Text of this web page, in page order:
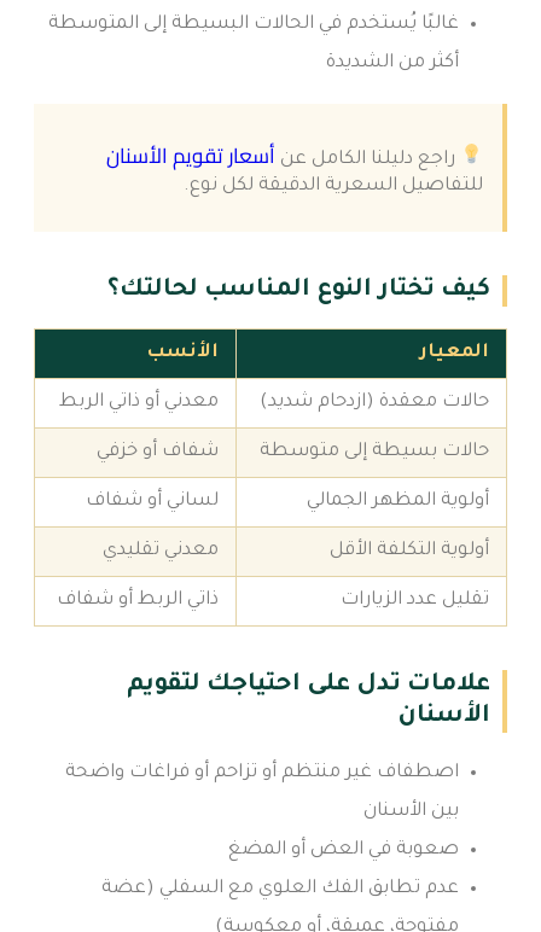
غالبًا يُستخدم في الحالات البسيطة إلى المتوسطة
أكثر من الشديدة
راجع دليلنا الكامل عن أسعار تقويم الأسنان
للتفاصيل السعرية الدقيقة لكل نوع.
كيف تختار النوع المناسب لحالتك؟
المعيار الأنسب
حالات معقدة (ازدحام شديد) معدني أو ذاتي الربط
حالات بسيطة إلى متوسطة شفاف أو خزفي
أولوية المظهر الجمالي لساني أو شفاف
أولوية التكلفة الأقل معدني تقليدي
تقليل عدد الزيارات ذاتي الربط أو شفاف
علامات تدل على احتياجك لتقويم
الأسنان
اصطفاف غير منتظم أو تزاحم أو فراغات واضحة
بين الأسنان
صعوبة في العض أو المضغ
عدم تطابق الفك العلوي مع السفلي (عضة
مفتوحة، عميقة، أو معكوسة)